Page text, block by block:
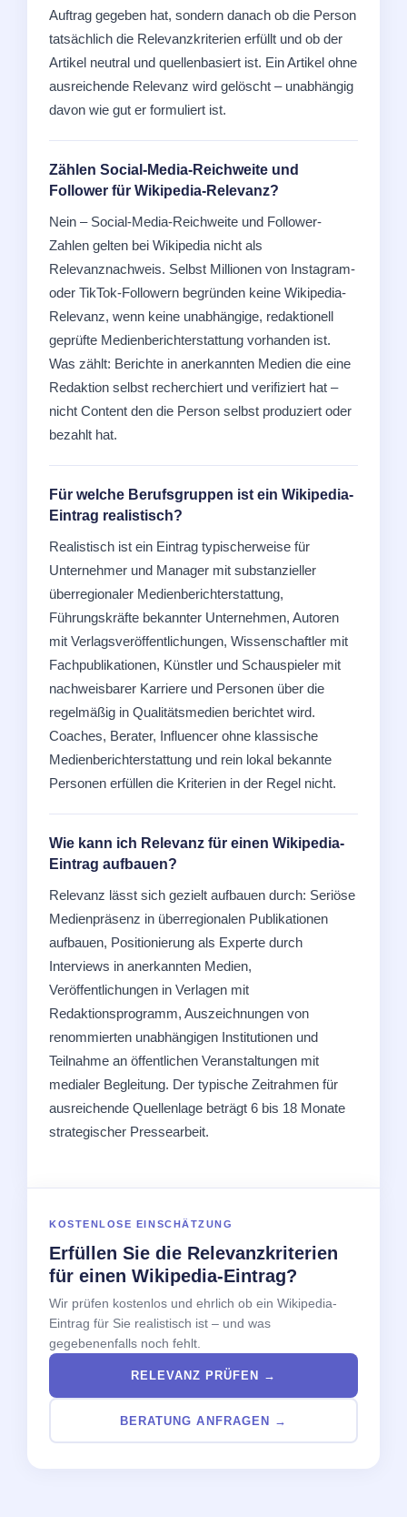
Auftrag gegeben hat, sondern danach ob die Person
tatsächlich die Relevanzkriterien erfüllt und ob der
Artikel neutral und quellenbasiert ist. Ein Artikel ohne
ausreichende Relevanz wird gelöscht – unabhängig
davon wie gut er formuliert ist.
Zählen Social-Media-Reichweite und
Follower für Wikipedia-Relevanz?
Nein – Social-Media-Reichweite und Follower-
Zahlen gelten bei Wikipedia nicht als
Relevanznachweis. Selbst Millionen von Instagram-
oder TikTok-Followern begründen keine Wikipedia-
Relevanz, wenn keine unabhängige, redaktionell
geprüfte Medienberichterstattung vorhanden ist.
Was zählt: Berichte in anerkannten Medien die eine
Redaktion selbst recherchiert und verifiziert hat –
nicht Content den die Person selbst produziert oder
bezahlt hat.
Für welche Berufsgruppen ist ein Wikipedia-
Eintrag realistisch?
Realistisch ist ein Eintrag typischerweise für
Unternehmer und Manager mit substanzieller
überregionaler Medienberichterstattung,
Führungskräfte bekannter Unternehmen, Autoren
mit Verlagsveröffentlichungen, Wissenschaftler mit
Fachpublikationen, Künstler und Schauspieler mit
nachweisbarer Karriere und Personen über die
regelmäßig in Qualitätsmedien berichtet wird.
Coaches, Berater, Influencer ohne klassische
Medienberichterstattung und rein lokal bekannte
Personen erfüllen die Kriterien in der Regel nicht.
Wie kann ich Relevanz für einen Wikipedia-
Eintrag aufbauen?
Relevanz lässt sich gezielt aufbauen durch: Seriöse
Medienpräsenz in überregionalen Publikationen
aufbauen, Positionierung als Experte durch
Interviews in anerkannten Medien,
Veröffentlichungen in Verlagen mit
Redaktionsprogramm, Auszeichnungen von
renommierten unabhängigen Institutionen und
Teilnahme an öffentlichen Veranstaltungen mit
medialer Begleitung. Der typische Zeitrahmen für
ausreichende Quellenlage beträgt 6 bis 18 Monate
strategischer Pressearbeit.
KOSTENLOSE EINSCHÄTZUNG
Erfüllen Sie die Relevanzkriterien
für einen Wikipedia-Eintrag?
Wir prüfen kostenlos und ehrlich ob ein Wikipedia-
Eintrag für Sie realistisch ist – und was
gegebenenfalls noch fehlt.
RELEVANZ PRÜFEN →
BERATUNG ANFRAGEN →